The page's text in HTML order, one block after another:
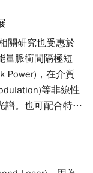
中，占比最大的
矽晶錠分切成晶
機制並開發低料
，為碳化矽基板
方案，期待能提
。
關研究也受惠於
量脈衝間隔極短
Power)，在介質
等非線性
譜。也可配合特殊
視的兆赫波
無害等特性，相
物生醫檢測等。
天線與微流道氣